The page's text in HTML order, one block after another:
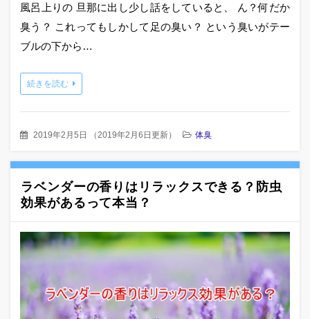
風呂上りの 旦那に出し少し話をしていると、 ん？何だか
臭う？ これってもしかして足の臭い？ という臭いがテー
ブルの下から…
続きを読む
2019年2月5日 （ 2019年2月6日更新） 体臭
ラベンダーの香りはリラックスできる？防虫
効果があるって本当？